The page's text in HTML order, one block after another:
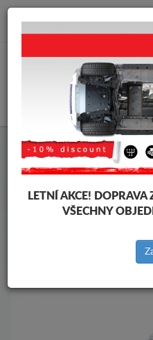
Kryt pod motor Mercedes
Kryt pod motor Mercedes
Značky vozidel
Zpět
LETNÍ AKCE! DOPRAVA
VŠECHNY